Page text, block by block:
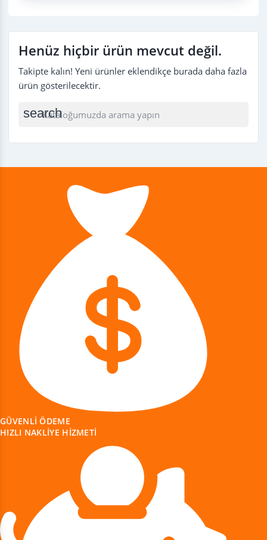
Henüz hiçbir ürün mevcut değil.
Takipte kalın! Yeni ürünler eklendikçe burada daha fazla
ürün gösterilecektir.
search
GÜVENLI ÖDEME
HIZLI NAKLIYE HIZMETI